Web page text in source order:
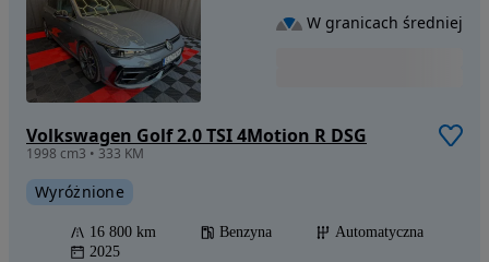
Volkswagen Golf 2.0 TSI 4Motion R DSG
1998 cm3 • 333 KM
Wyróżnione
16 800 km Benzyna
Automatyczna
2025
W granicach średniej